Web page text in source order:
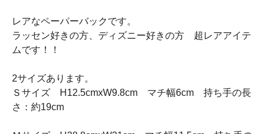
レアなペーパーバックです。
ラッセン好きの方、ディズニー好きの方 超レアアイテ
ムです！！
2サイズあります。
Ｓサイズ H12.5cmxW9.8cm マチ幅6cm 持ち手の長
さ：約19cm